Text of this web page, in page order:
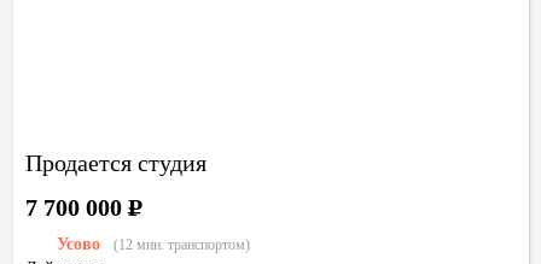
Продается студия
Усово (12 мин. транспортом)
7 700 000Р